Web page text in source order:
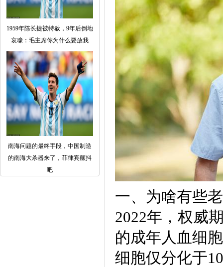
1959年陈长捷被特赦，9年后倒地
哀嚎：毛主席你为什么要放我
南海问题的最终手段，中国制造
的南海大杀器来了，菲律宾颤抖
吧
一、为啥有些
2022年，权威
的成年人血细
细胞仅分化于